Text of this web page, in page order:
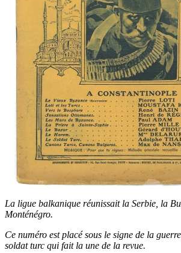
La ligue balkanique réunissait la Serbie, la
Monténégro.
Ce numéro est placé sous le signe de la
soldat turc qui fait la une de la revue.